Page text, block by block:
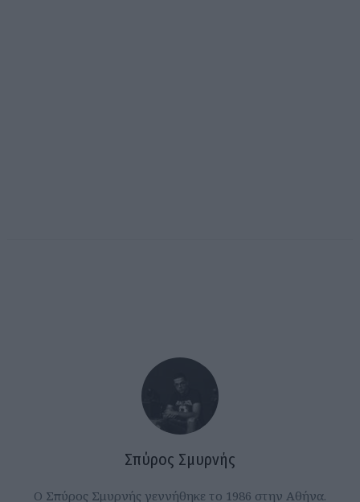
Σπύρος Σμυρνής
Ο Σπύρος Σμυρνής γεννήθηκε το 1986 στην Αθήνα.